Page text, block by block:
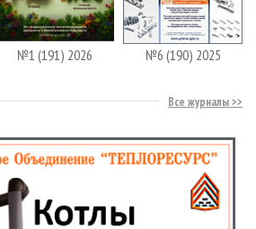
№1 (191) 2026 №6 (190) 2025
Все журналы